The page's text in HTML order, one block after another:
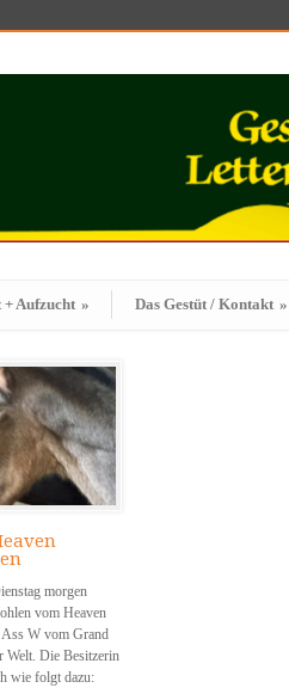
+ Aufzucht » Das Gestüt / Kontakt »
morgen
vom Heaven
W vom Grand
Welt. Die Besitzerin
wie folgt dazu: